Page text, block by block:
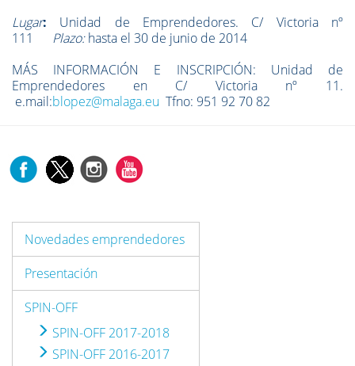
Lugar: Unidad de Emprendedores. C/ Victoria nº
111 Plazo:hasta el 30 de junio de 2014
MÁS INFORMACIÓN E INSCRIPCIÓN: Unidad de
Emprendedores en C/ Victoria nº 11.
e.mail:blopez@malaga.eu Tfno: 951 92 70 82
Novedades emprendedores
Presentación
SPIN-OFF
SPIN-OFF 2017-2018
SPIN-OFF 2016-2017